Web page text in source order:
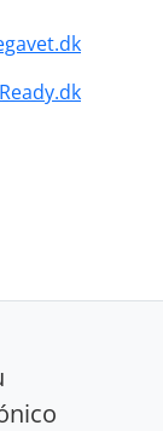
Ready.dk